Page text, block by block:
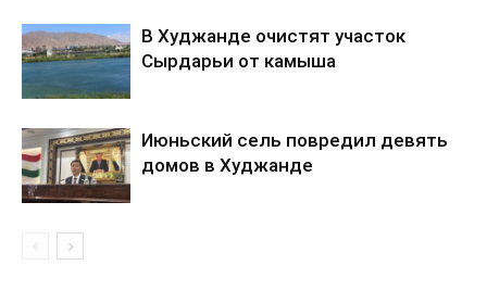
В Худжанде очистят участок
Сырдарьи от камыша
Июньский сель повредил девять
домов в Худжанде